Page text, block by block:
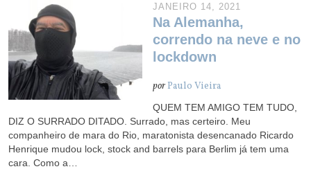
JANEIRO 14, 2021
Na Alemanha,
correndo na neve e no
lockdown
porPaulo Vieira
QUEM TEM AMIGO TEM TUDO,
DIZ O SURRADO DITADO. Surrado, mas certeiro. Meu
companheiro de mara do Rio, maratonista desencanado Ricardo
Henrique mudou lock, stock and barrels para Berlim já tem uma
cara. Como a…